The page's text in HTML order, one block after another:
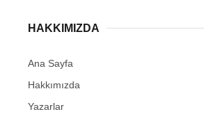
HAKKIMIZDA
Ana Sayfa
Hakkımızda
Yazarlar